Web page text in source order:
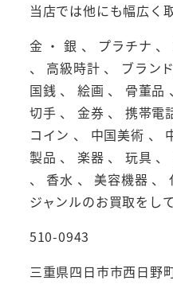
当店では他にも幅広く
金 ・ 銀 、 プラチナ
、 高級時計 、 ブラン
国銭 、 絵画 、 骨董品
切手 、 金券 、 携帯電
コイン 、 中国美術 、
製品 、 楽器 、 玩具
、 香水 、 美容機器 、
ジャンルのお買取をし
510-0943
三重県四日市市西日野